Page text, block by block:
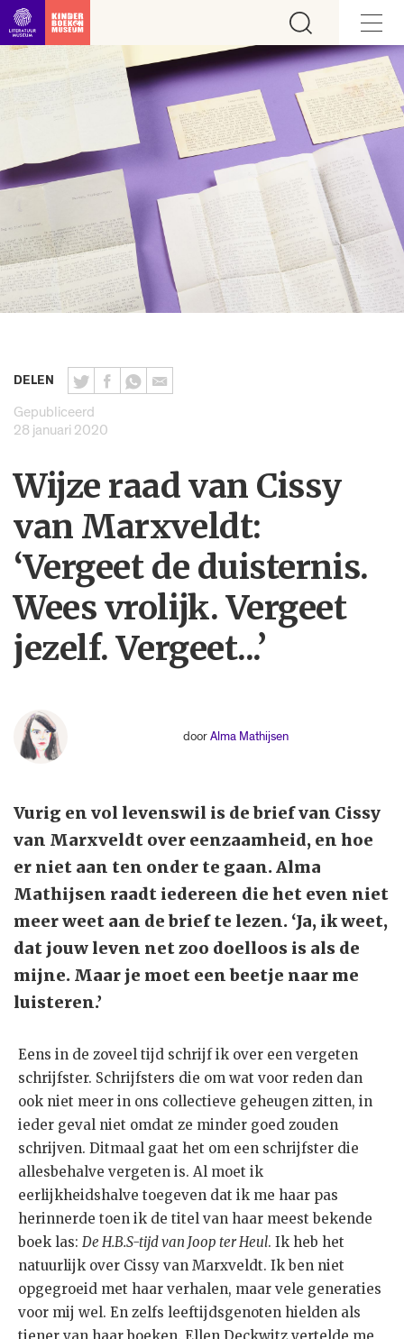
Ga direct naar inhoud
DELEN
Gepubliceerd
28 januari 2020
Wijze raad van Cissy
van Marxveldt:
‘Vergeet de duisternis.
Wees vrolijk. Vergeet
jezelf. Vergeet...’
doorAlma Mathijsen
Vurig en vol levenswil is de brief van Cissy
van Marxveldt over eenzaamheid, en hoe
er niet aan ten onder te gaan. Alma
Mathijsen raadt iedereen die het even niet
meer weet aan de brief te lezen. ‘Ja, ik weet,
dat jouw leven net zoo doelloos is als de
mijne. Maar je moet een beetje naar me
luisteren.’
Eens in de zoveel tijd schrijf ik over een vergeten
schrijfster. Schrijfsters die om wat voor reden dan
ook niet meer in ons collectieve geheugen zitten, in
ieder geval niet omdat ze minder goed zouden
schrijven. Ditmaal gaat het om een schrijfster die
allesbehalve vergeten is. Al moet ik
eerlijkheidshalve toegeven dat ik me haar pas
herinnerde toen ik de titel van haar meest bekende
boek las: De H.B.S-tijd van Joop ter Heul. Ik heb het
natuurlijk over Cissy van Marxveldt. Ik ben niet
opgegroeid met haar verhalen, maar vele generaties
voor mij wel. En zelfs leeftijdsgenoten hielden als